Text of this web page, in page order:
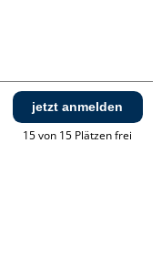
jetzt anmelden
15 von 15 Plätzen frei